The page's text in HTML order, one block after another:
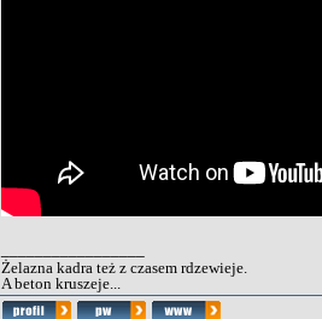
Żelazna kadra też z czasem rdzewieje.
A beton kruszeje...